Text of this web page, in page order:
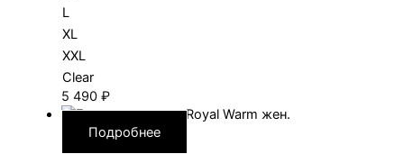
L
XL
XXL
Clear
5 490 ₽
Подробнее